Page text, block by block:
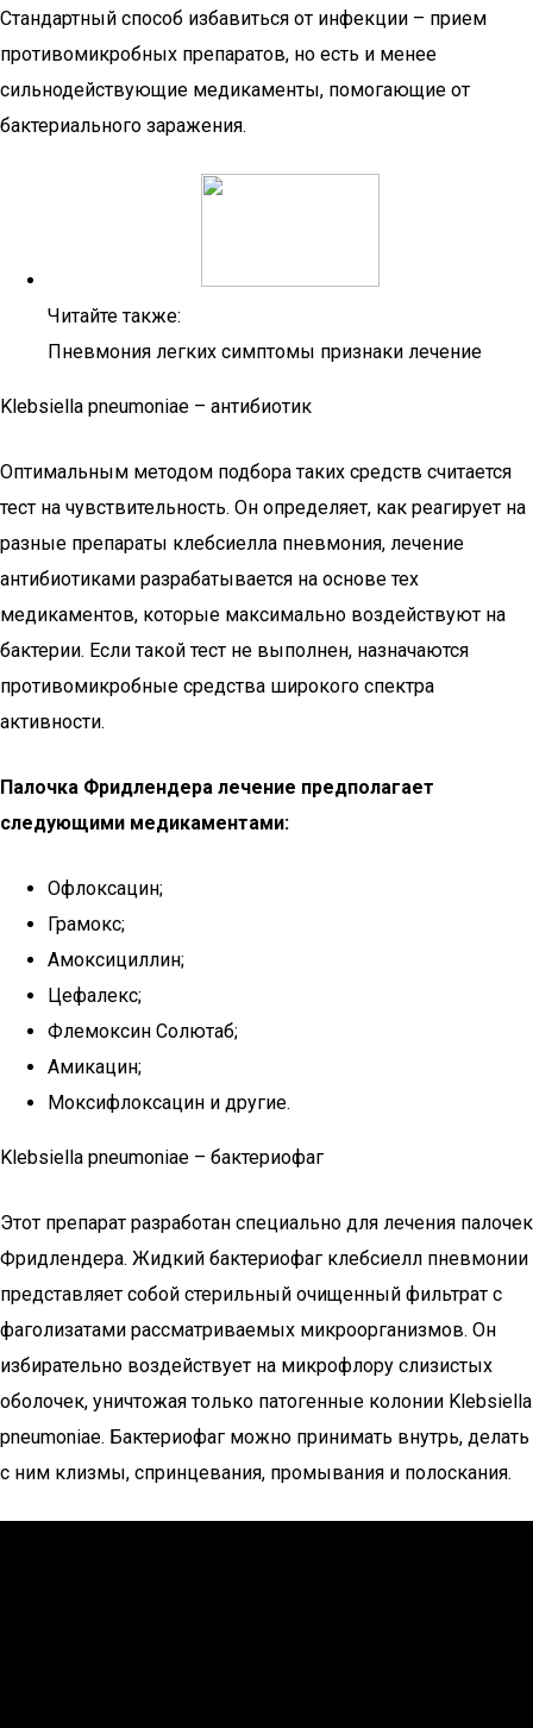
Стандартный способ избавиться от инфекции – прием
противомикробных препаратов, но есть и менее
сильнодействующие медикаменты, помогающие от
бактериального заражения.
Читайте также:
Пневмония легких симптомы признаки лечение
Klebsiella pneumoniae – антибиотик
Оптимальным методом подбора таких средств считается
тест на чувствительность. Он определяет, как реагирует на
разные препараты клебсиелла пневмония, лечение
антибиотиками разрабатывается на основе тех
медикаментов, которые максимально воздействуют на
бактерии. Если такой тест не выполнен, назначаются
противомикробные средства широкого спектра
активности.
Палочка Фридлендера лечение предполагает
следующими медикаментами:
Офлоксацин;
Грамокс;
Амоксициллин;
Цефалекс;
Флемоксин Солютаб;
Амикацин;
Моксифлоксацин и другие.
Klebsiella pneumoniae – бактериофаг
Этот препарат разработан специально для лечения палочек
Фридлендера. Жидкий бактериофаг клебсиелл пневмонии
представляет собой стерильный очищенный фильтрат с
фаголизатами рассматриваемых микроорганизмов. Он
избирательно воздействует на микрофлору слизистых
оболочек, уничтожая только патогенные колонии Klebsiella
pneumoniae. Бактериофаг можно принимать внутрь, делать
с ним клизмы, спринцевания, промывания и полоскания.